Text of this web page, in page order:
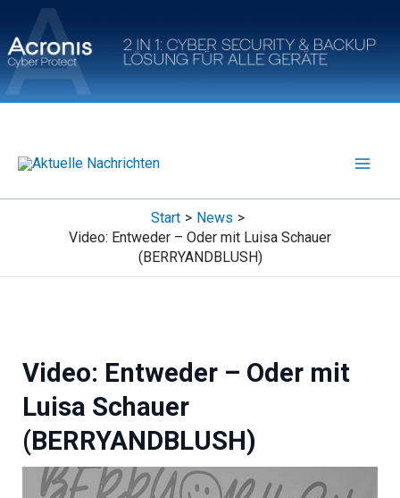
Inhalt
springen
Start
News
Video: Entweder – Oder mit Luisa Schauer
(BERRYANDBLUSH)
Video: Entweder – Oder mit
Luisa Schauer
(BERRYANDBLUSH)